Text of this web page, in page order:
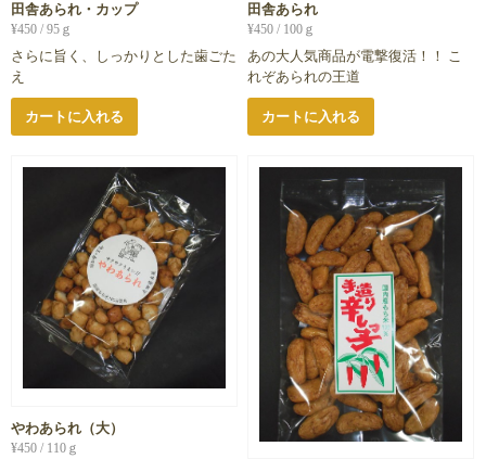
田舎あられ・カップ
¥450 / 95ｇ
さらに旨く、しっかりとした歯ごた
え
カートに入れる
田舎あられ
¥450 / 100ｇ
あの大人気商品が電撃復活！！ こ
れぞあられの王道
カートに入れる
やわあられ（大）
¥450 / 110ｇ